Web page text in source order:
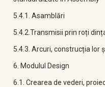
5.4.1. Asamblări
5.4.2.Transmisii prin roți
5.4.3. Arcuri, construcția lor
6. Modulul Design
6.1. Crearea de vederi,